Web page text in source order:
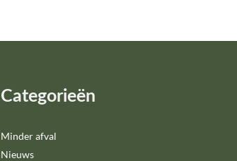
Categorieën
Minder afval
Nieuws